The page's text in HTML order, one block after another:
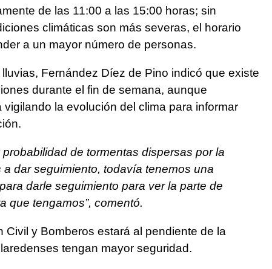
de las 11:00 a las 15:00 horas; sin
climáticas son más severas, el horario
a un mayor número de personas.
Fernández Díez de Pino indicó que existe
durante el fin de semana, aunque
la evolución del clima para informar
probabilidad de tormentas dispersas por la
a dar seguimiento, todavía tenemos una
darle seguimiento para ver la parte de
que tengamos”, comentó.
Civil y Bomberos estará al pendiente de la
tengan mayor seguridad.